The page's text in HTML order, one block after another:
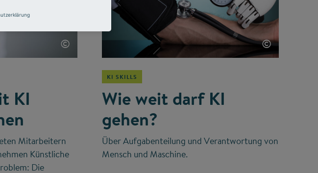
©
KI
Mitarbeitern
Künstliche
Die
©
KI SKILLS
Wie weit darf KI
gehen?
Über Aufgabenteilung und Verantwortung von
Mensch und Maschine.